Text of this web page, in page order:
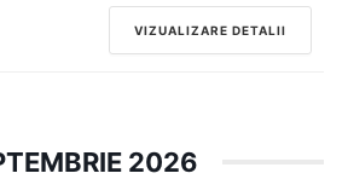
VIZUALIZARE DETALII
2026